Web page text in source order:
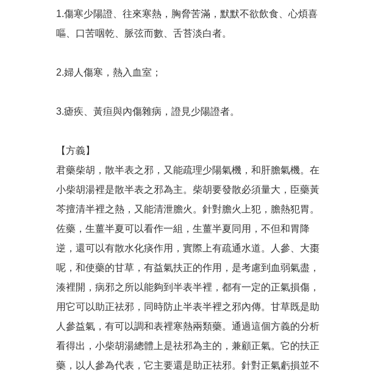
1.傷寒少陽證、往來寒熱，胸脅苦滿，默默不欲飲食、心煩喜
嘔、口苦咽乾、脈弦而數、舌苔淡白者。
2.婦人傷寒，熱入血室；
3.瘧疾、黃疸與內傷雜病，證見少陽證者。
【方義】
君藥柴胡，散半表之邪，又能疏理少陽氣機，和肝膽氣機。在
小柴胡湯裡是散半表之邪為主。柴胡要發散必須量大，臣藥黃
芩擅清半裡之熱，又能清泄膽火。針對膽火上犯，膽熱犯胃。
佐藥，生薑半夏可以看作一組，生薑半夏同用，不但和胃降
逆，還可以有散水化痰作用，實際上有疏通水道。人參、大棗
呢，和使藥的甘草，有益氣扶正的作用，是考慮到血弱氣盡，
湊裡開，病邪之所以能夠到半表半裡，都有一定的正氣損傷，
用它可以助正祛邪，同時防止半表半裡之邪內傳。甘草既是助
人參益氣，有可以調和表裡寒熱兩類藥。通過這個方義的分析
看得出，小柴胡湯總體上是祛邪為主的，兼顧正氣。它的扶正
藥，以人參為代表，它主要還是助正祛邪。針對正氣虧損並不